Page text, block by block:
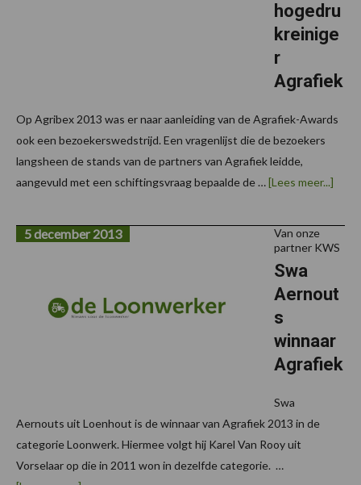
hogedru
kreinige
r
Agrafiek
Op Agribex 2013 was er naar aanleiding van de Agrafiek-Awards
ook een bezoekerswedstrijd. Een vragenlijst die de bezoekers
langsheen de stands van de partners van Agrafiek leidde,
aangevuld met een schiftingsvraag bepaalde de …[Lees meer...]
Van onze
partner KWS
Swa
Aernout
s
winnaar
Agrafiek
5 december 2013
Swa
Aernouts uit Loenhout is de winnaar van Agrafiek 2013 in de
categorie Loonwerk. Hiermee volgt hij Karel Van Rooy uit
Vorselaar op die in 2011 won in dezelfde categorie. …